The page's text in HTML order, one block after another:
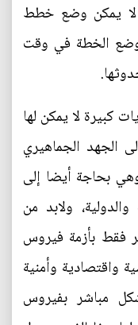
لا يمكن وضع خطط
وضع الخطة في وقت
كبيرة لا يمكن لها
الجهد الجماهيري
بحاجة أيضا إلى
ولابد من
فقط بأزمة فيروس
واقتصادية وأمنية
مباشر بفيروس